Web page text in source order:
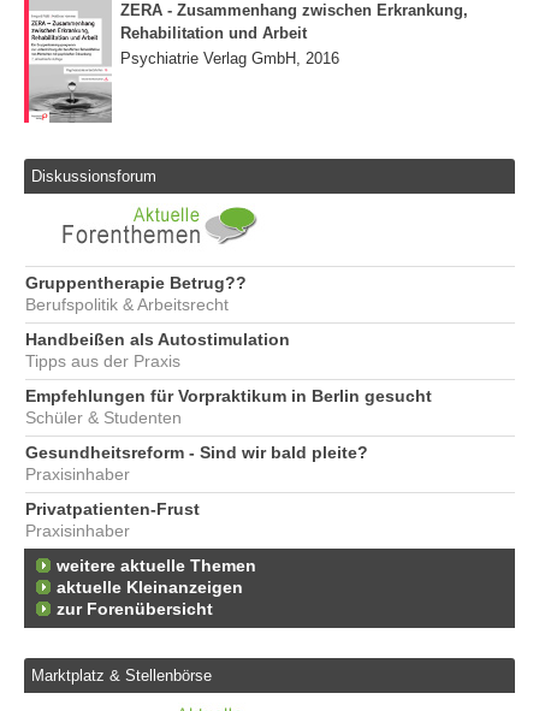
ZERA - Zusammenhang zwischen Erkrankung,
Rehabilitation und Arbeit
Psychiatrie Verlag GmbH, 2016
Diskussionsforum
Gruppentherapie Betrug??
Berufspolitik & Arbeitsrecht
Handbeißen als Autostimulation
Tipps aus der Praxis
Empfehlungen für Vorpraktikum in Berlin gesucht
Schüler & Studenten
Gesundheitsreform - Sind wir bald pleite?
Praxisinhaber
Privatpatienten-Frust
Praxisinhaber
weitere aktuelle Themen
aktuelle Kleinanzeigen
zur Forenübersicht
Marktplatz & Stellenbörse